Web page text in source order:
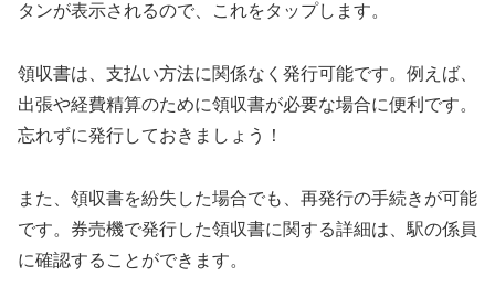
タンが表示されるので、これをタップします。
領収書は、支払い方法に関係なく発行可能です。例えば、
出張や経費精算のために領収書が必要な場合に便利です。
忘れずに発行しておきましょう！
また、領収書を紛失した場合でも、再発行の手続きが可能
です。券売機で発行した領収書に関する詳細は、駅の係員
に確認することができます。